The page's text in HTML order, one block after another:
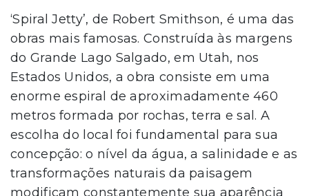
‘Spiral Jetty’, de Robert Smithson, é uma das
obras mais famosas. Construída às margens
do Grande Lago Salgado, em Utah, nos
Estados Unidos, a obra consiste em uma
enorme espiral de aproximadamente 460
metros formada por rochas, terra e sal. A
escolha do local foi fundamental para sua
concepção: o nível da água, a salinidade e as
transformações naturais da paisagem
modificam constantemente sua aparência